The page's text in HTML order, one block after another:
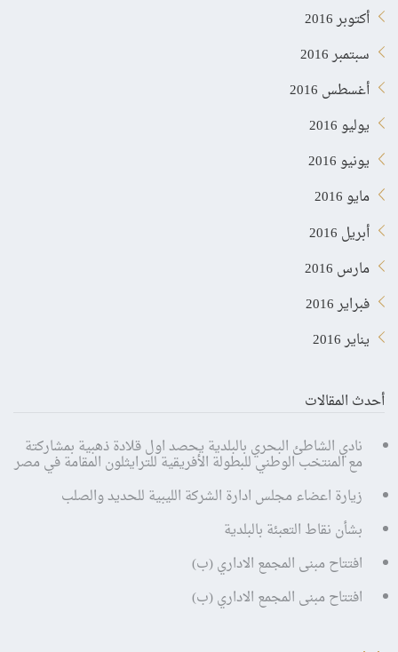
أكتوبر 2016
سبتمبر 2016
أغسطس 2016
يوليو 2016
يونيو 2016
مايو 2016
أبريل 2016
مارس 2016
فبراير 2016
يناير 2016
أحدث المقالات
نادي الشاطئ البحري بالبلدية يحصد اول قلادة ذهبية بمشاركتة
مع المنتخب الوطني للبطولة الأفريقية للترايثلون المقامة في مصر
زيارة اعضاء مجلس ادارة الشركة الليبية للحديد والصلب
بشأن نقاط التعبئة بالبلدية
افتتاح مبنى المجمع الاداري (ب)
افتتاح مبنى المجمع الاداري (ب)